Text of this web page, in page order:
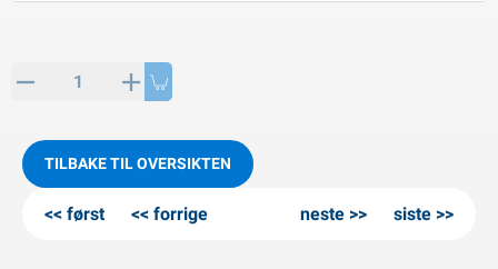
KO artikler
TILBAKE TIL OVERSIKTEN
først forrige neste siste